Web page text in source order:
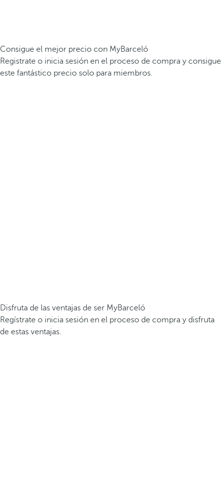
Consigue el mejor precio con MyBarceló
Registrate o inicia sesión en el proceso de compra y consigue
este fantástico precio solo para miembros.
Disfruta de las ventajas de ser MyBarceló
Regístrate o inicia sesión en el proceso de compra y disfruta
de estas ventajas.